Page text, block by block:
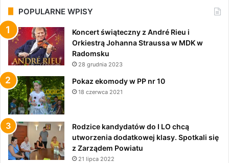
POPULARNE WPISY
Koncert świąteczny z André Rieu i
Orkiestrą Johanna Straussa w MDK w
Radomsku
28 grudnia 2023
Pokaz ekomody w PP nr 10
18 czerwca 2021
Rodzice kandydatów do I LO chcą
utworzenia dodatkowej klasy. Spotkali się
z Zarządem Powiatu
21 lipca 2022